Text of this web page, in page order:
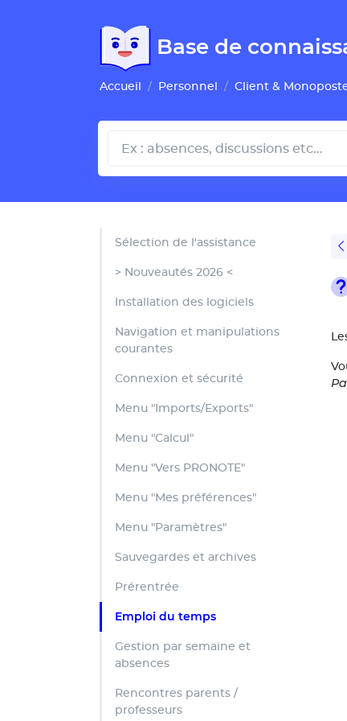
Base de
Accueil Personnel Client &
Sélection de l'assistance
> Nouveautés 2026 <
Installation des logiciels
Navigation et manipulations
courantes
Connexion et sécurité
Menu "Imports/Exports"
Menu "Calcul"
Menu "Vers PRONOTE"
Menu "Mes préférences"
Menu "Paramètres"
Sauvegardes et archives
Prérentrée
Emploi du temps
Gestion par semaine et
absences
Rencontres parents /
professeurs